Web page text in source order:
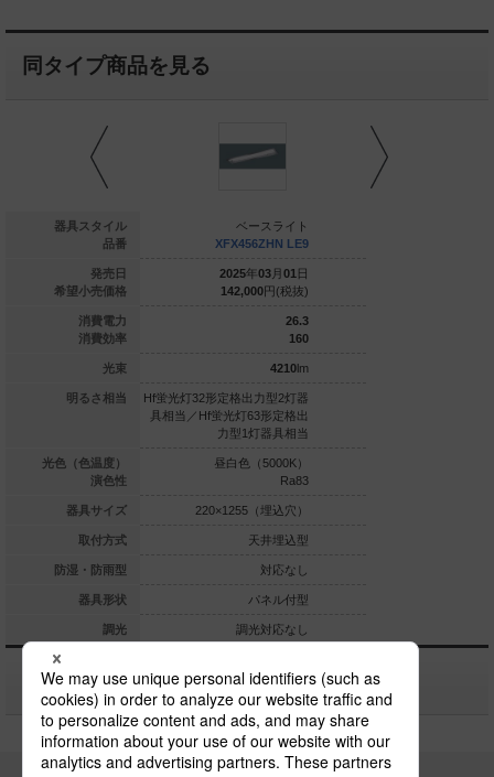
同タイプ商品を見る
器具スタイル
品番
発売日
希望小売価格
消費電力
消費効率
光束
明るさ相当
光色（色温度）
演色性
器具サイズ
取付方式
防湿・防雨型
器具形状
調光
ベースライト
円(税抜)
16.3
123.9
出力型1灯器
色（5000K）
（埋込穴）
天井埋込型
対応なし
パネル付型
ベースライト
XFX456ZHN LE9
2025年03 月 01 日
142,000円(税抜)
26.3
160
4210lm
Hf蛍光灯32形定格出力型2灯器
具相当／Hf蛍光灯63形定格出
力型1灯器具相当
昼白色（5000K）
Ra83
220×1255（埋込穴）
天井埋込型
対応なし
パネル付型
調光対応なし
関連商品